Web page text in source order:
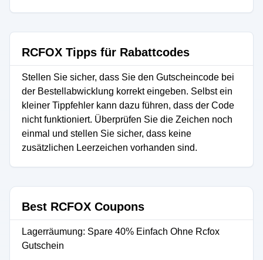
RCFOX Tipps für Rabattcodes
Stellen Sie sicher, dass Sie den Gutscheincode bei
der Bestellabwicklung korrekt eingeben. Selbst ein
kleiner Tippfehler kann dazu führen, dass der Code
nicht funktioniert. Überprüfen Sie die Zeichen noch
einmal und stellen Sie sicher, dass keine
zusätzlichen Leerzeichen vorhanden sind.
Best RCFOX Coupons
Lagerräumung: Spare 40% Einfach Ohne Rcfox
Gutschein